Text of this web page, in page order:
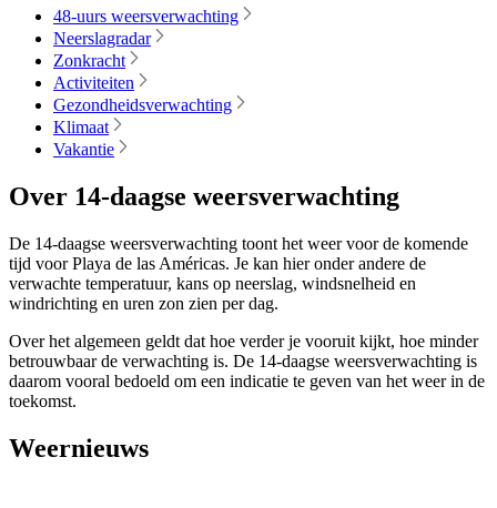
48-uurs weersverwachting
Neerslagradar
Zonkracht
Activiteiten
Gezondheidsverwachting
Klimaat
Vakantie
Over 14-daagse weersverwachting
De 14-daagse weersverwachting toont het weer voor de komende
tijd voor Playa de las Américas. Je kan hier onder andere de
verwachte temperatuur, kans op neerslag, windsnelheid en
windrichting en uren zon zien per dag.
Over het algemeen geldt dat hoe verder je vooruit kijkt, hoe minder
betrouwbaar de verwachting is. De 14-daagse weersverwachting is
daarom vooral bedoeld om een indicatie te geven van het weer in de
toekomst.
Weernieuws